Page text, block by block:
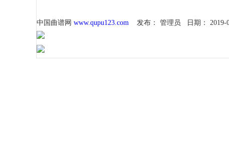
中国曲谱网 www.qupu123.com 发布： 管理员 日期：